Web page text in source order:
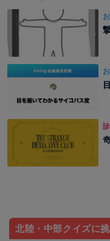
北陸・中部クイズに挑